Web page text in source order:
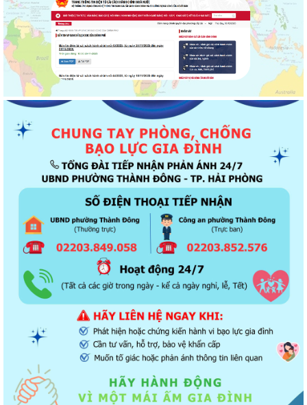
Thông báo về chương trình thu hồi để kiểm tra, khắc phục sự cố các
dòng xe mô tô Honda CB1000...
Kết quả Kỳ họp thứ 3 HĐND thành phố Hải Phòng khóa XIV, nhiệm kỳ
2021 - 2026
Khai thác tài liệu số và Chatbox AI trợi giúp pháp luật
Đẩy mạnh tuyên truyền thực hiện Chương trình hành động của Thành
ủy về xây dựng và hoàn thiện nhà...
Tăng cường các giải pháp đấu tranh, ngăn chặn và xử lý hành vi xâm
phạm quyền sở hữu trí tuệ trên...
Ủy ban nhân dân phường Thành Đông thông báo về việc chấm dứt
hoạt động kinh doanh tại Chợ tạm Chi...